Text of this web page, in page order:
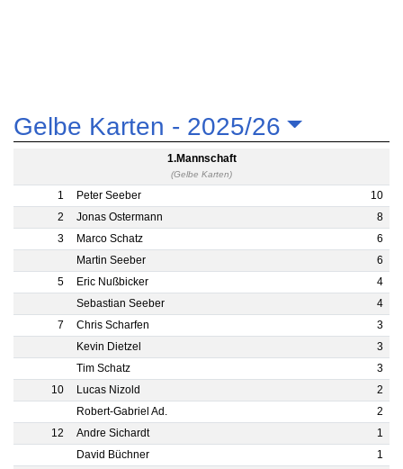
Gelbe Karten - 2025/26
1.Mannschaft
(Gelbe Karten)
1 Peter Seeber
10
2
Jonas Ostermann
8
3
Marco Schatz
6
Martin Seeber
6
5
Eric Nußbicker
4
Sebastian Seeber
4
7
Chris Scharfen
3
Kevin Dietzel
3
Tim Schatz
3
10
Lucas Nizold
2
Robert-Gabriel Ad.
2
12
Andre Sichardt
1
David Büchner
1